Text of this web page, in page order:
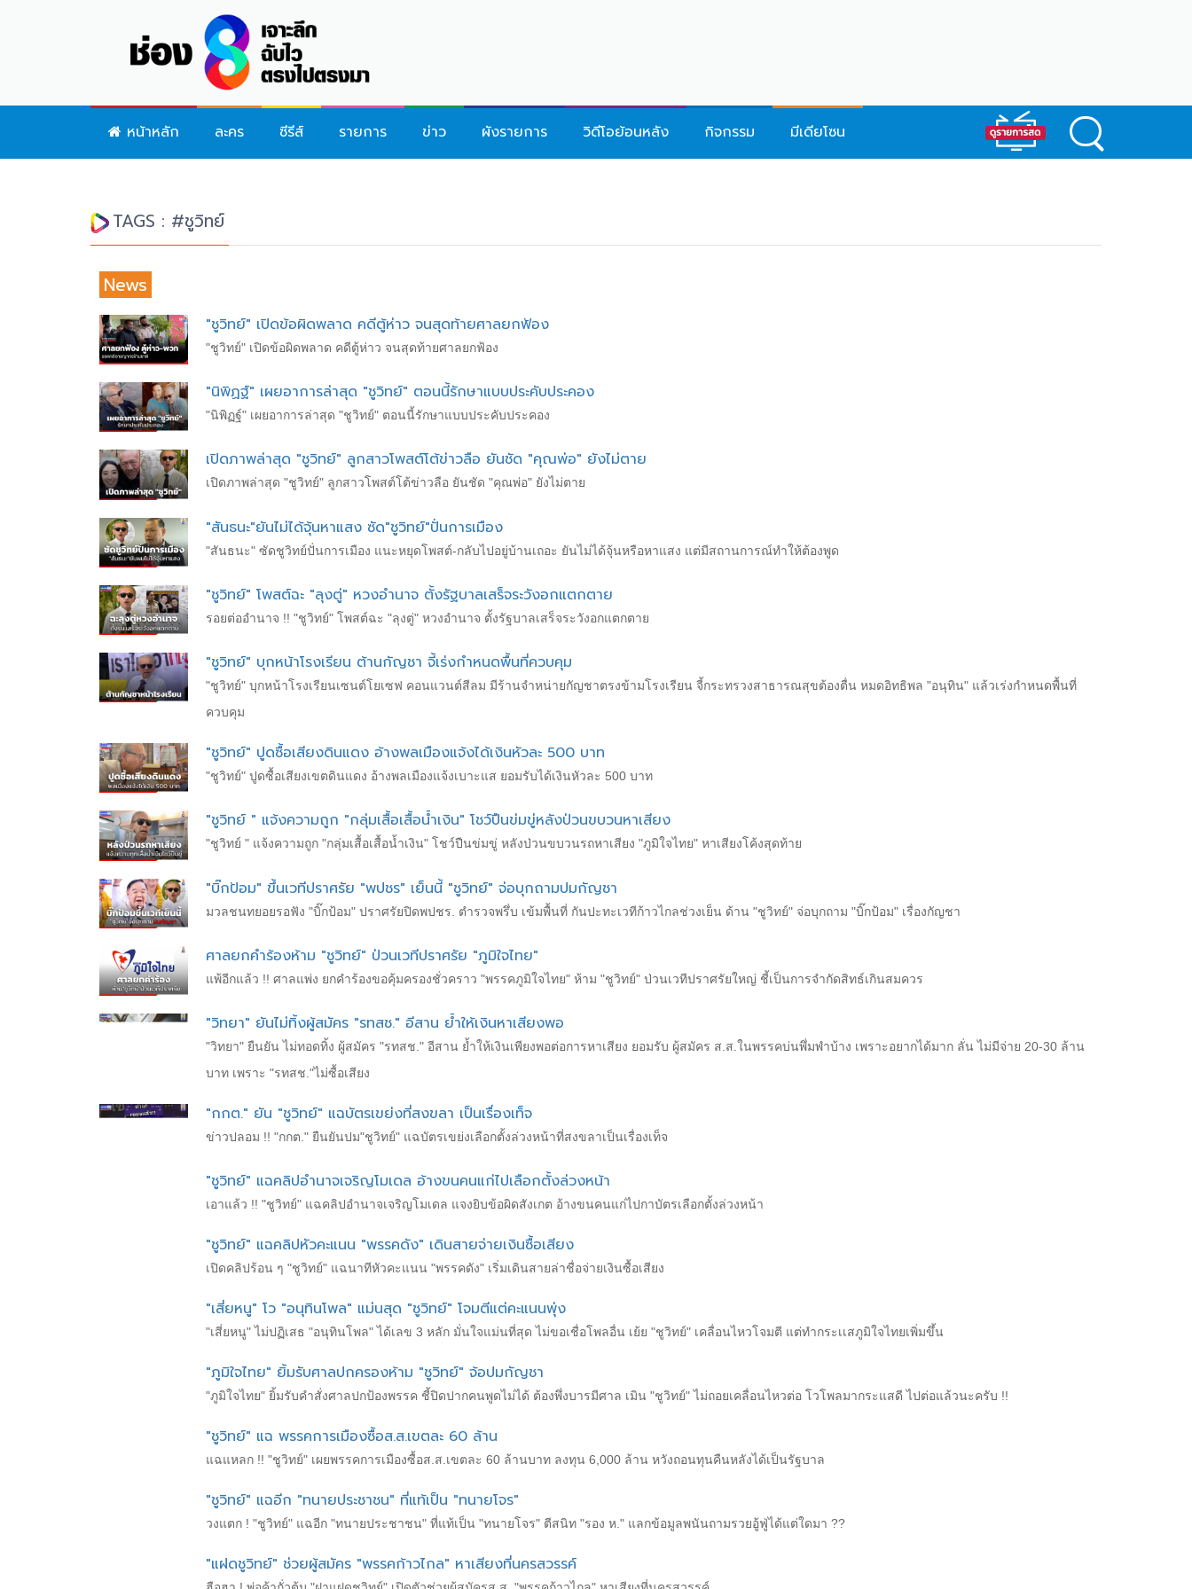
หน้าหลัก ละคร ซีรีส์ รายการ ข่าว ผังรายการ วิดีโอย้อนหลัง กิจกรรม มีเดียโซน
TAGS : #ชูวิทย์
News
"ชูวิทย์" เปิดข้อผิดพลาด คดีตู้ห่าว จนสุดท้ายศาลยกฟ้อง
"ชูวิทย์" เปิดข้อผิดพลาด คดีตู้ห่าว จนสุดท้ายศาลยกฟ้อง
"นิพิฏฐ์" เผยอาการล่าสุด "ชูวิทย์" ตอนนี้รักษาแบบประคับประคอง
"นิพิฏฐ์" เผยอาการล่าสุด "ชูวิทย์" ตอนนี้รักษาแบบประคับประคอง
เปิดภาพล่าสุด "ชูวิทย์" ลูกสาวโพสต์โต้ข่าวลือ ยันชัด "คุณพ่อ" ยังไม่ตาย
เปิดภาพล่าสุด "ชูวิทย์" ลูกสาวโพสต์โต้ข่าวลือ ยันชัด "คุณพ่อ" ยังไม่ตาย
"สันธนะ"ยันไม่ได้จุ้นหาแสง ซัด"ชูวิทย์"ปั่นการเมือง
"สันธนะ" ซัดชูวิทย์ปั่นการเมือง แนะหยุดโพสต์-กลับไปอยู่บ้านเถอะ ยันไม่ได้จุ้นหรือหาแสง แต่มีสถานการณ์ทำให้ต้องพูด
"ชูวิทย์" โพสต์ฉะ "ลุงตู่" หวงอำนาจ ตั้งรัฐบาลเสร็จระวังอกแตกตาย
รอยต่ออำนาจ !! "ชูวิทย์" โพสต์ฉะ "ลุงตู่" หวงอำนาจ ตั้งรัฐบาลเสร็จระวังอกแตกตาย
"ชูวิทย์" บุกหน้าโรงเรียน ต้านกัญชา จี้เร่งกำหนดพื้นที่ควบคุม
"ชูวิทย์" บุกหน้าโรงเรียนเซนต์โยเซฟ คอนแวนต์สีลม มีร้านจำหน่ายกัญชาตรงข้ามโรงเรียน จี้กระทรวงสาธารณสุขต้องตื่น หมดอิทธิพล "อนุทิน" แล้วเร่งกำหนดพื้นที่
ควบคุม
"ชูวิทย์" ปูดซื้อเสียงดินแดง อ้างพลเมืองแจ้งได้เงินหัวละ 500 บาท
"ชูวิทย์" ปูดซื้อเสียงเขตดินแดง อ้างพลเมืองแจ้งเบาะแส ยอมรับได้เงินหัวละ 500 บาท
"ชูวิทย์ " แจ้งความถูก "กลุ่มเสื้อเสื้อน้ำเงิน" โชว์ปืนข่มขู่หลังป่วนขบวนหาเสียง
"ชูวิทย์ " แจ้งความถูก "กลุ่มเสื้อเสื้อน้ำเงิน" โชว์ปืนข่มขู่ หลังป่วนขบวนรถหาเสียง "ภูมิใจไทย" หาเสียงโค้งสุดท้าย
"บิ๊กป้อม" ขึ้นเวทีปราศรัย "พปชร" เย็นนี้ "ชูวิทย์" จ่อบุกถามปมกัญชา
มวลชนทยอยรอฟัง "บิ๊กป้อม" ปราศรัยปิดพปชร. ตํารวจพรึ่บ เข้มพื้นที่ กันปะทะเวทีก้าวไกลช่วงเย็น ด้าน "ชูวิทย์" จ่อบุกถาม "บิ๊กป้อม" เรื่องกัญชา
ศาลยกคำร้องห้าม "ชูวิทย์" ป่วนเวทีปราศรัย "ภูมิใจไทย"
แพ้อีกแล้ว !! ศาลแพ่ง ยกคำร้องขอคุ้มครองชั่วคราว "พรรคภูมิใจไทย" ห้าม "ชูวิทย์" ป่วนเวทีปราศรัยใหญ่ ชี้เป็นการจำกัดสิทธ์เกินสมควร
"วิทยา" ยันไม่ทิ้งผู้สมัคร "รทสช." อีสาน ย้ำให้เงินหาเสียงพอ
"วิทยา" ยืนยัน ไม่ทอดทิ้ง ผู้สมัคร "รทสช." อีสาน ย้ำให้เงินเพียงพอต่อการหาเสียง ยอมรับ ผู้สมัคร ส.ส.ในพรรคบ่นพึ่มพำบ้าง เพราะอยากได้มาก ลั่น ไม่มีจ่าย 20-30 ล้าน
บาท เพราะ "รทสช."ไม่ซื้อเสียง
"กกต." ยัน "ชูวิทย์" แฉบัตรเขย่งที่สงขลา เป็นเรื่องเท็จ
ข่าวปลอม !! "กกต." ยืนยันปม"ชูวิทย์" แฉบัตรเขย่งเลือกตั้งล่วงหน้าที่สงขลาเป็นเรื่องเท็จ
"ชูวิทย์" แฉคลิปอำนาจเจริญโมเดล อ้างขนคนแก่ไปเลือกตั้งล่วงหน้า
เอาแล้ว !! "ชูวิทย์" แฉคลิปอำนาจเจริญโมเดล แจงยิบข้อผิดสังเกต อ้างขนคนแก่ไปกาบัตรเลือกตั้งล่วงหน้า
"ชูวิทย์" แฉคลิปหัวคะแนน "พรรคดัง" เดินสายจ่ายเงินซื้อเสียง
เปิดคลิปร้อน ๆ "ชูวิทย์" แฉนาทีหัวคะแนน "พรรคดัง" เริ่มเดินสายล่าชื่อจ่ายเงินซื้อเสียง
"เสี่ยหนู" โว "อนุทินโพล" แม่นสุด "ชูวิทย์" โจมตีแต่คะแนนพุ่ง
"เสี่ยหนู" ไม่ปฏิเสธ "อนุทินโพล" ได้เลข 3 หลัก มั่นใจแม่นที่สุด ไม่ขอเชื่อโพลอื่น เย้ย "ชูวิทย์" เคลื่อนไหวโจมตี แต่ทำกระเเสภูมิใจไทยเพิ่มขึ้น
"ภูมิใจไทย" ยิ้มรับศาลปกครองห้าม "ชูวิทย์" จ้อปมกัญชา
"ภูมิใจไทย" ยิ้มรับคำสั่งศาลปกป้องพรรค ชี้ปิดปากคนพูดไม่ได้ ต้องพึ่งบารมีศาล เมิน "ชูวิทย์" ไม่ถอยเคลื่อนไหวต่อ โวโพลมากระแสดี ไปต่อแล้วนะครับ !!
"ชูวิทย์" แฉ พรรคการเมืองซื้อส.ส.เขตละ 60 ล้าน
แฉแหลก !! "ชูวิทย์" เผยพรรคการเมืองซื้อส.ส.เขตละ 60 ล้านบาท ลงทุน 6,000 ล้าน หวังถอนทุนคืนหลังได้เป็นรัฐบาล
"ชูวิทย์" แฉอีก "ทนายประชาชน" ที่แท้เป็น "ทนายโจร"
วงแตก ! "ชูวิทย์" แฉอีก "ทนายประชาชน" ที่แท้เป็น "ทนายโจร" ตีสนิท "รอง ห." แลกข้อมูลพนันถามรวยอู้ฟู่ได้แต่ใดมา ??
"แฝดชูวิทย์" ช่วยผู้สมัคร "พรรคก้าวไกล" หาเสียงที่นครสวรรค์